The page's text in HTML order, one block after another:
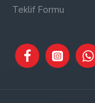
Teklif Formu